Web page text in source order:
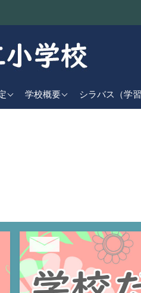
事予定学校概要
学校基本情報
児童数
シラバス（学